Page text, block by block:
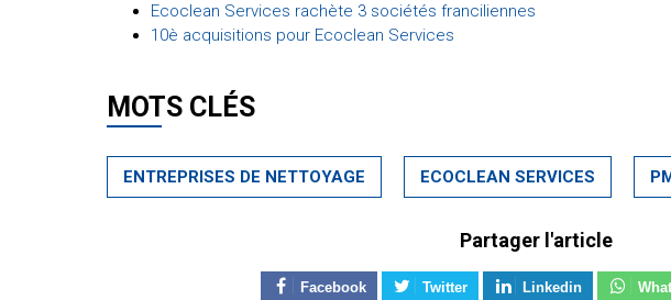
Ecoclean Services rachète 3 sociétés franciliennes
10è acquisitions pour Ecoclean Services
MOTS CLÉS
ENTREPRISES DE NETTOYAGE ECOCLEAN SERVICES
Partager l'article
Facebook Twitter Linkedin